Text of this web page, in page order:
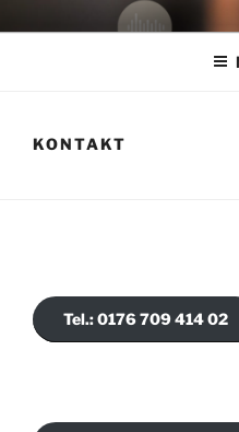
Inhalt
Tontechnik &
KONTAKT
Tel.: 0176 709 414 02